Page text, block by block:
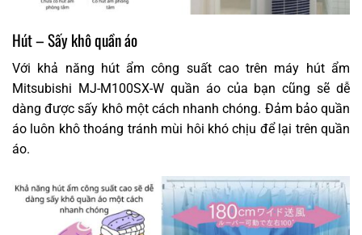
Hút – Sấy khô quần áo
Với khả năng hút ẩm công suất cao trên máy hút ẩm
Mitsubishi MJ-M100SX-W quần áo của bạn cũng sẽ dễ
dàng được sấy khô một cách nhanh chóng. Đảm bảo quần
áo luôn khô thoáng tránh mùi hôi khó chịu để lại trên quần
áo.